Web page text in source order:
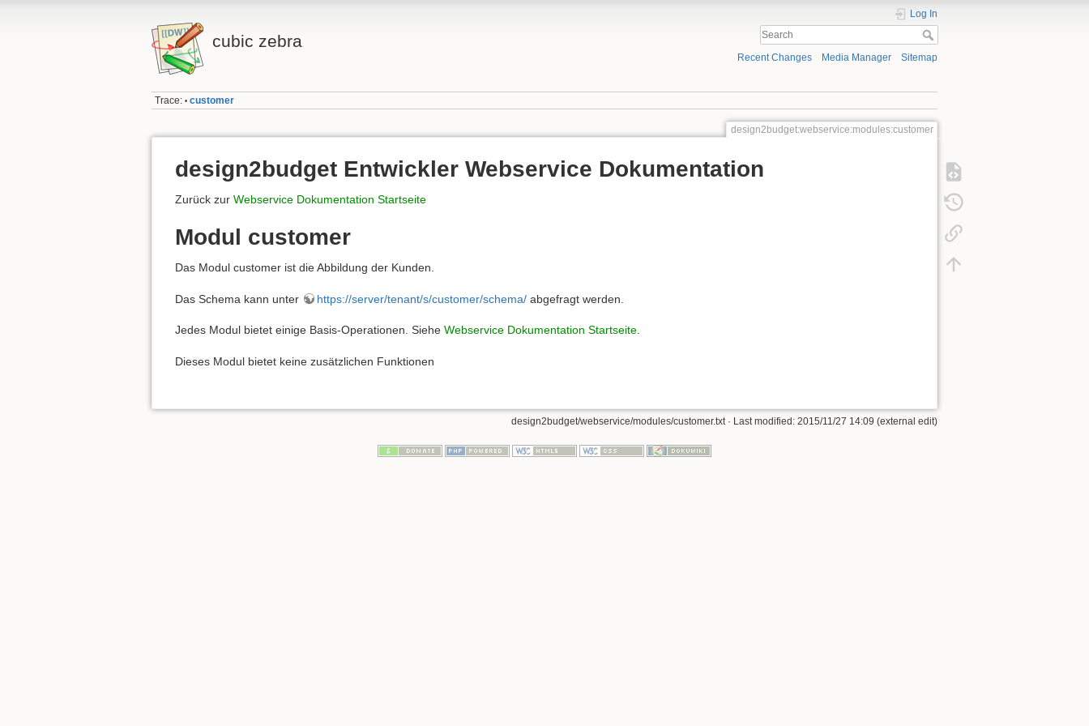
cubic zebra
Log In
Recent Changes Media Manager Sitemap
Trace: • customer
design2budget:webservice:modules:customer
design2budget Entwickler Webservice Dokumentation
Zurück zur Webservice Dokumentation Startseite
Modul customer
Das Modul customer ist die Abbildung der Kunden.
Das Schema kann unter https://server/tenant/s/customer/schema/ abgefragt werden.
Jedes Modul bietet einige Basis-Operationen. Siehe Webservice Dokumentation Startseite.
Dieses Modul bietet keine zusätzlichen Funktionen
design2budget/webservice/modules/customer.txt · Last modified: 2015/11/27 14:09 (external edit)